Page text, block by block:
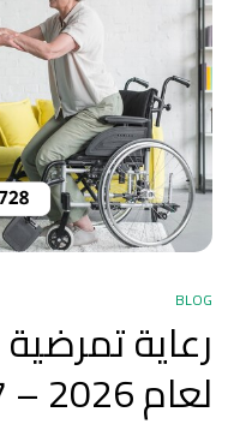
BLOG
رعاية
لعام 2026 – 2027